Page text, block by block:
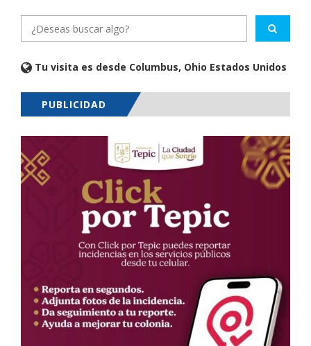
Tu visita es desde Columbus, Ohio Estados Unidos
PUBLICIDAD